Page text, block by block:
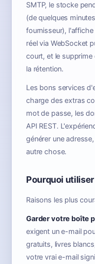
SMTP, le stocke
(de quelques
fournisseur),
réel via WebSocket
court, et le
la rétention.
Les bons services
charge des extras
mot de passe, les
API REST.
générer une
autre chose.
Pourquoi
Raisons les plus
Garder votre boîte
exigent un e-mail
gratuits, livres
votre vrai e-mail